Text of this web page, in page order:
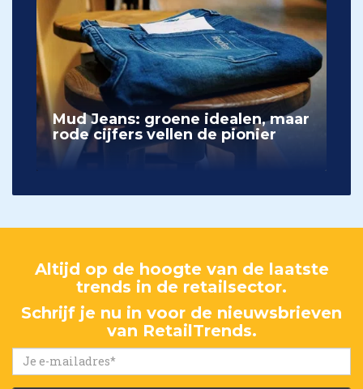
Mud Jeans: groene idealen, maar
rode cijfers vellen de pionier
Altijd op de hoogte van de laatste
trends in de retailsector.
Schrijf je nu in voor de nieuwsbrieven
van RetailTrends.